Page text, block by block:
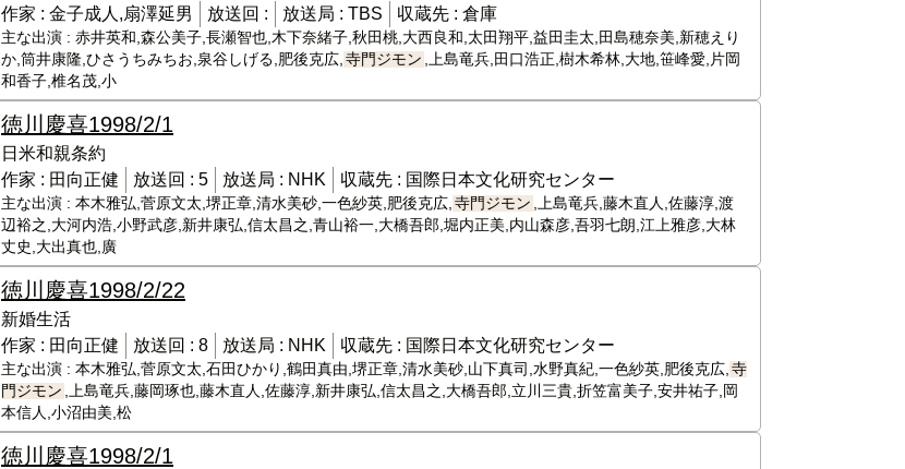
作家 : 金子成人,扇澤延男 放送回 : 放送局 : TBS 収蔵先 : 倉庫
主な出演 : 赤井英和,森公美子,長瀬智也,木下奈緒子,秋田桃,大西良和,太田翔平,益田圭太,田島穂奈美,新穂えり
か,筒井康隆,ひさうちみちお,泉谷しげる,肥後克広, 寺門ジモン
,上島竜兵,田口浩正,樹木希林,大地,笹峰愛,片岡
和香子,椎名茂,小
徳川慶喜1998/2/1
日米和親条約
作家 : 田向正健 放送回 : 5 放送局 : NHK 収蔵先 : 国際日本文化研究センター
主な出演 : 本木雅弘,菅原文太,堺正章,清水美砂,一色紗英,肥後克広, 寺門ジモン
,上島竜兵,藤木直人,佐藤淳,渡
辺裕之,大河内浩,小野武彦,新井康弘,信太昌之,青山裕一,大橋吾郎,堀内正美,内山森彦,吾羽七朗,江上雅彦,大林
丈史,大出真也,廣
徳川慶喜1998/2/22
新婚生活
作家 : 田向正健 放送回 : 8 放送局 : NHK 収蔵先 : 国際日本文化研究センター
主な出演 : 本木雅弘,菅原文太,石田ひかり,鶴田真由,堺正章,清水美砂,山下真司,水野真紀,一色紗英,肥後克広, 寺
門ジモン
,上島竜兵,藤岡琢也,藤木直人,佐藤淳,新井康弘,信太昌之,大橋吾郎,立川三貴,折笠富美子,安井祐子,岡
本信人,小沼由美,松
徳川慶喜1998/2/1